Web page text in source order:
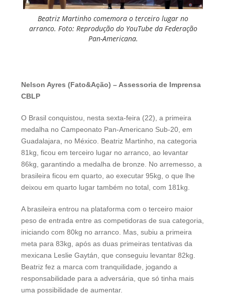
Beatriz Martinho comemora o terceiro lugar no
arranco. Foto: Reprodução do YouTube da Federação
Pan-Americana.
Nelson Ayres (Fato&Ação) – Assessoria de Imprensa
CBLP
O Brasil conquistou, nesta sexta-feira (22), a primeira
medalha no Campeonato Pan-Americano Sub-20, em
Guadalajara, no México. Beatriz Martinho, na categoria
81kg, ficou em terceiro lugar no arranco, ao levantar
86kg, garantindo a medalha de bronze. No arremesso, a
brasileira ficou em quarto, ao executar 95kg, o que lhe
deixou em quarto lugar também no total, com 181kg.
A brasileira entrou na plataforma com o terceiro maior
peso de entrada entre as competidoras de sua categoria,
iniciando com 80kg no arranco. Mas, subiu a primeira
meta para 83kg, após as duas primeiras tentativas da
mexicana Leslie Gaytán, que conseguiu levantar 82kg.
Beatriz fez a marca com tranquilidade, jogando a
responsabilidade para a adversária, que só tinha mais
uma possibilidade de aumentar.